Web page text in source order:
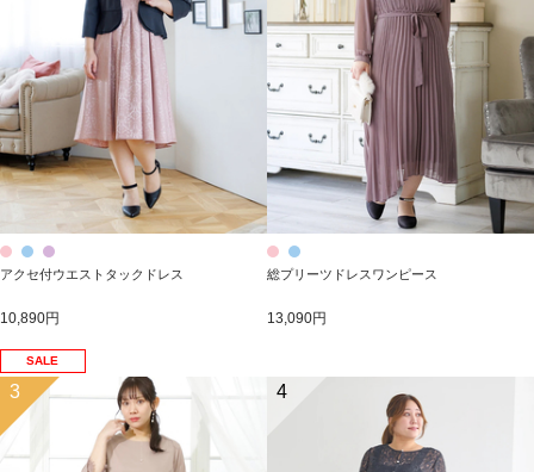
アクセ付ウエストタックドレス
10,890円
総プリーツドレスワンピース
13,090円
SALE
3 4